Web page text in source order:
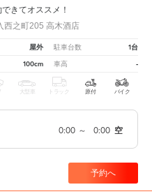
きてオススメ！
西之町205 高木酒店
屋外 駐車台数 1台
100cm 車高 -
大型車 トラック 原付 バイク
0:00 ～ 0:00 空
予約へ